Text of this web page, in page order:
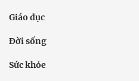
Giáo dục
Đời sống
Sức khỏe